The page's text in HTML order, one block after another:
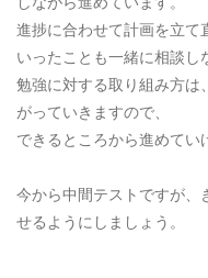
進捗に合わせて計画を立て
いったことも一緒に相談し
勉強に対する取り組み方は
がっていきますので、
できるところから進めてい
今から中間テストですが、
せるようにしましょう。